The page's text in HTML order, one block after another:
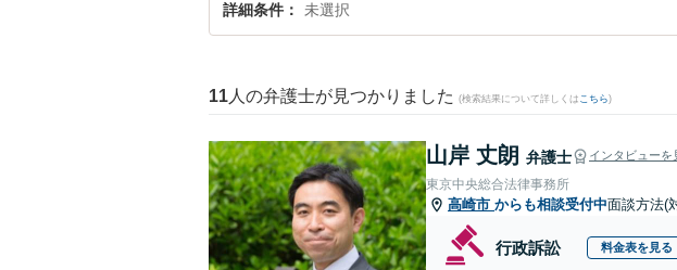
詳細条件 未選択
11 人の弁護士が見つかりました (検索結果について詳しくは こちら)
山岸 丈朗 弁護士 インタビューを
東京中央総合法律事務所
高崎市 からも相談受付中面談方法(
行政訴訟 料金表を見る